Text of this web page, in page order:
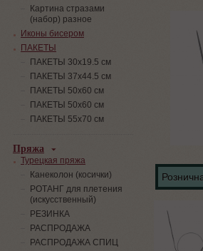
Картина стразами
(набор) разное
Иконы бисером
ПАКЕТЫ
ПАКЕТЫ 30х19.5 см
ПАКЕТЫ 37х44.5 см
ПАКЕТЫ 50х60 см
ПАКЕТЫ 50х60 см
ПАКЕТЫ 55х70 см
Пряжа
Турецкая пряжа
Канеколон (косички)
РОТАНГ для плетения
(искусственный)
PЕЗИНКА
РАСПРОДАЖА
РАСПРОДАЖА СПИЦ